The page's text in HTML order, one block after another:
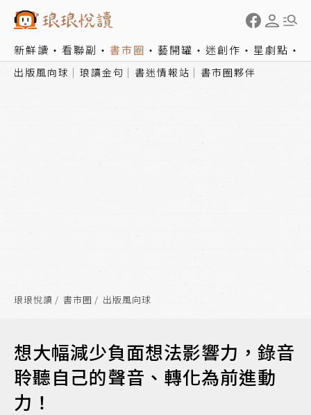
新鮮讀 看聯副 書市圈 藝開罐 迷創作 星劇點
出版風向球 琅讀金句 書迷情報站 書市圈夥伴
琅琅悅讀 書市圈 出版風向球
想大幅減少負面想法影響力，錄音
聆聽自己的聲音、轉化為前進動
力！